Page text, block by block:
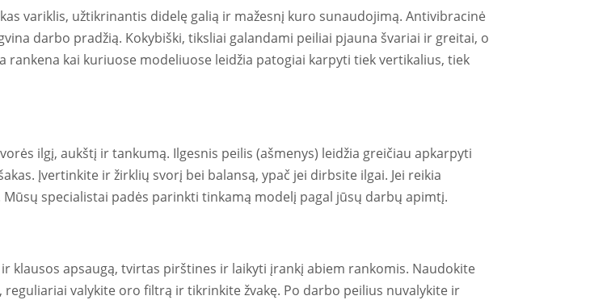
variklis, užtikrinantis didelę galią ir mažesnį kuro sunaudojimą. Antivibracinė
darbo pradžią. Kokybiški, tiksliai galandami peiliai pjauna švariai ir greitai, o
kai kuriuose modeliuose leidžia patogiai karpyti tiek vertikalius, tiek
ilgį, aukštį ir tankumą. Ilgesnis peilis (ašmenys) leidžia greičiau apkarpyti
Įvertinkite ir žirklių svorį bei balansą, ypač jei dirbsite ilgai. Jei reikia
specialistai padės parinkti tinkamą modelį pagal jūsų darbų apimtį.
klausos apsaugą, tvirtas pirštines ir laikyti įrankį abiem rankomis. Naudokite
reguliariai valykite oro filtrą ir tikrinkite žvakę. Po darbo peilius nuvalykite ir